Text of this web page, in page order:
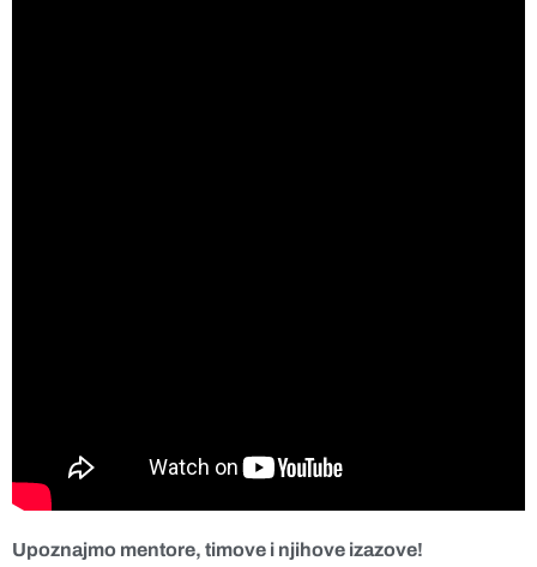
Upoznajmo mentore, timove i njihove izazove!